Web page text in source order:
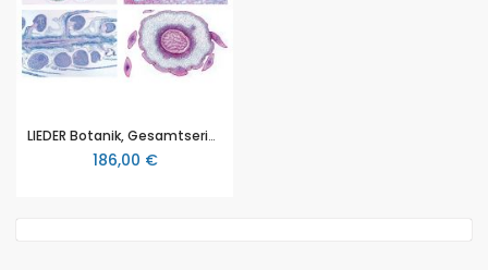
LIEDER Botanik, Gesamtserien, Blütenlose Pflanzen (Cryptogamae), Erweiterungsserie II, 25 Mikropräparate (L 2750)
186,00 €